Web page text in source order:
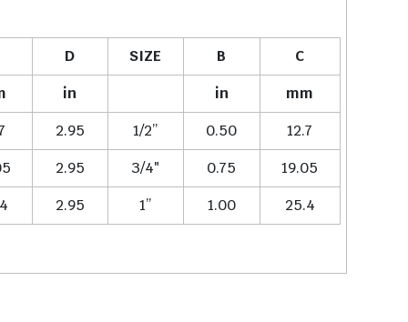
D SIZE B
C
in in
mm
2.95 1/2” 0.50
12.7
2.95 3/4″ 0.75
19.05
2.95 1” 1.00 25.4